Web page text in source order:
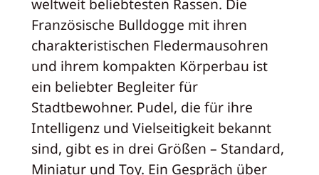
weltweit beliebtesten Rassen. Die
Französische Bulldogge mit ihren
charakteristischen Fledermausohren
und ihrem kompakten Körperbau ist
ein beliebter Begleiter für
Stadtbewohner. Pudel, die für ihre
Intelligenz und Vielseitigkeit bekannt
sind, gibt es in drei Größen – Standard,
Miniatur und Toy. Ein Gespräch über